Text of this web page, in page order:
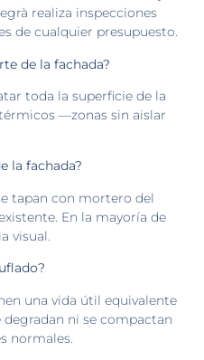
realiza inspecciones
de cualquier presupuesto.
de la fachada?
toda la superficie de la
—zonas sin aislar
la fachada?
tapan con mortero del
En la mayoría de
visual.
una vida útil equivalente
ni se compactan
normales.